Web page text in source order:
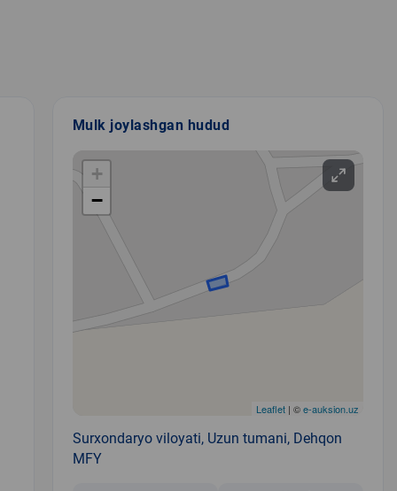
Mulk joylashgan hudud
+
−
Leaflet| ©e-auksion.uz
Surxondaryo viloyati, Uzun tumani, Dehqon
MFY